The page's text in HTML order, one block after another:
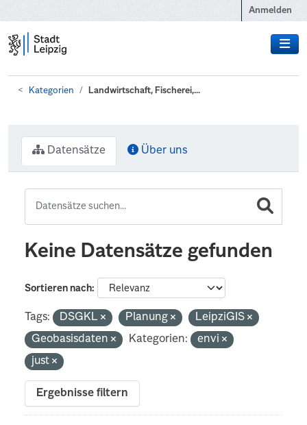
Anmelden
Kategorien Landwirtschaft, Fischerei,...
Datensätze Über uns
Keine Datensätze gefunden
Sortieren nach
Tags: DSGKL Planung
LeipziGIS
Geobasisdaten
Kategorien:
envi
just
Ergebnisse filtern